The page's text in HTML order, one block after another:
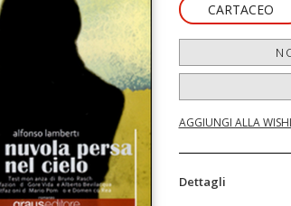
CARTACEO
AGGIUNGI ALLA
Dettagli